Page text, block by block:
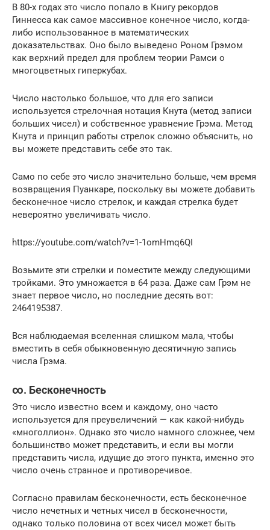
В 80-х годах это число попало в Книгу рекордов
Гиннесса как самое массивное конечное число, когда-
либо использованное в математических
доказательствах. Оно было выведено Роном Грэмом
как верхний предел для проблем теории Рамси о
многоцветных гиперкубах.
Число настолько большое, что для его записи
используется стрелочная нотация Кнута (метод записи
больших чисел) и собственное уравнение Грэма. Метод
Кнута и принцип работы стрелок сложно объяснить, но
вы можете представить себе это так.
Само по себе это число значительно больше, чем время
возвращения Пуанкаре, поскольку вы можете добавить
бесконечное число стрелок, и каждая стрелка будет
невероятно увеличивать число.
https://youtube.com/watch?v=1-1omHmq6QI
Возьмите эти стрелки и поместите между следующими
тройками. Это умножается в 64 раза. Даже сам Грэм не
знает первое число, но последние десять вот:
2464195387.
Вся наблюдаемая вселенная слишком мала, чтобы
вместить в себя обыкновенную десятичную запись
числа Грэма.
∞. Бесконечность
Это число известно всем и каждому, оно часто
используется для преувеличений — как какой-нибудь
«многоллион». Однако это число намного сложнее, чем
большинство может представить, и если вы могли
представить числа, идущие до этого пункта, именно это
число очень странное и противоречивое.
Согласно правилам бесконечности, есть бесконечное
число нечетных и четных чисел в бесконечности,
однако только половина от всех чисел может быть